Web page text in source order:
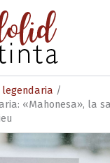
legendaria
«Mahonesa», la